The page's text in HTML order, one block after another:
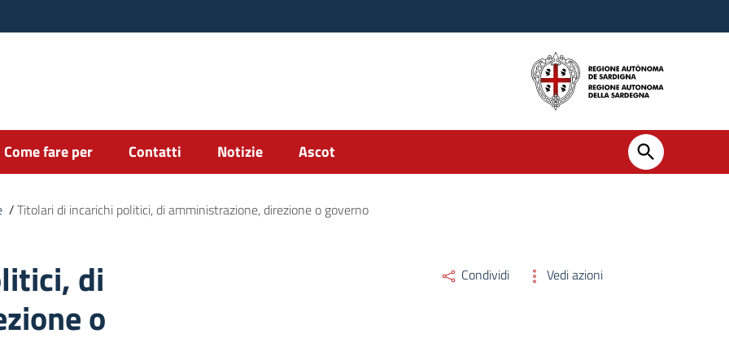
Come fare per Contatti Notizie Ascot
/Titolari di incarichi politici, di amministrazione, direzione o governo
di
o
Condividi Vedi azioni